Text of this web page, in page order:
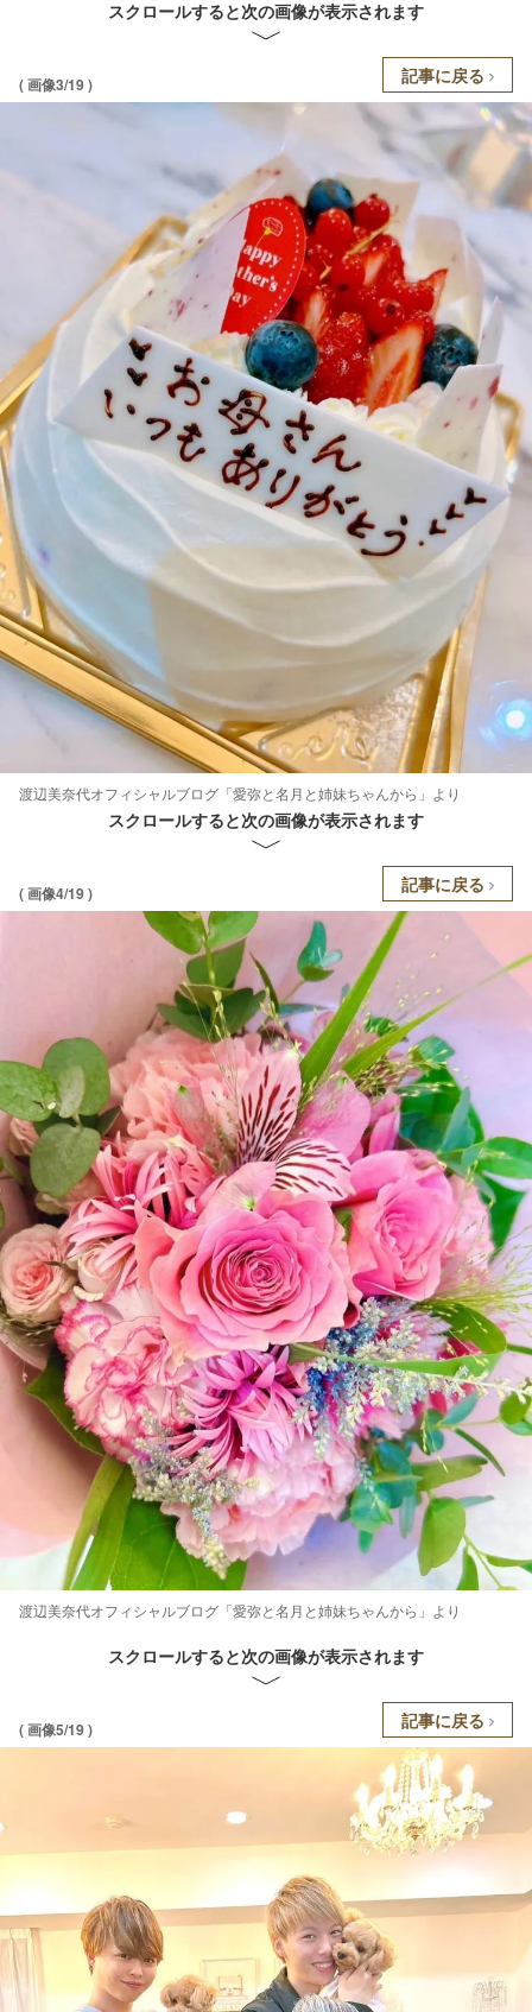
スクロールすると次の画像が表示されます
( 画像3/19 ) 記事に戻る
渡辺美奈代オフィシャルブログ「愛弥と名月と姉妹ちゃんから」より
スクロールすると次の画像が表示されます
( 画像4/19 ) 記事に戻る
渡辺美奈代オフィシャルブログ「愛弥と名月と姉妹ちゃんから」より
スクロールすると次の画像が表示されます
( 画像5/19 ) 記事に戻る